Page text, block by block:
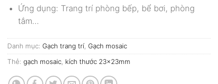
Ứng dụng: Trang trí phòng bếp, bể bơi, phòng
tắm…
Danh mục: Gạch trang trí, Gạch mosaic
Thẻ: gạch mosaic kích thước 23x23mm